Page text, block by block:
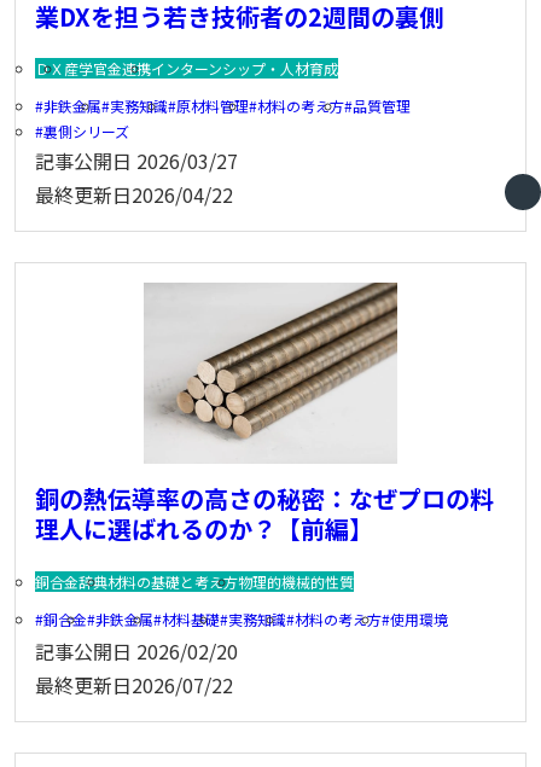
業DXを担う若き技術者の2週間の裏側
ＤＸ産学官金連携インターンシップ・人材育成
非鉄金属 実務知識 原材料管理 材料の考え方 品質管理
裏側シリーズ
記事公開日 2026/03/27
最終更新日2026/04/22
銅の熱伝導率の高さの秘密：なぜプロの料
理人に選ばれるのか？【前編】
銅合金辞典材料の基礎と考え方物理的機械的性質
銅合金 非鉄金属 材料基礎 実務知識 材料の考え方 使用環境
記事公開日 2026/02/20
最終更新日2026/07/22